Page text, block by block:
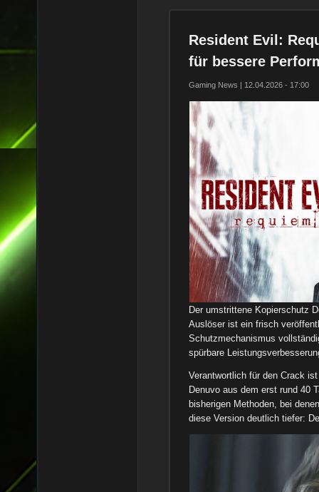
Resident Evil:
für bessere
Gaming News | 12.04.2026 - 17:00
Der umstrittene Kopierschutz
Auslöser ist ein frisch
Schutzmechanismus
spürbare
Verantwortlich für den Crack
Denuvo aus dem erst rund 40
bisherigen Methoden, bei
diese Version deutlich tiefer: